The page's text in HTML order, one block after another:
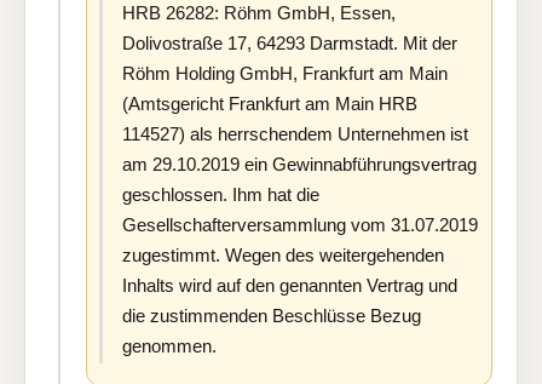
HRB 26282: Röhm GmbH, Essen,
Dolivostraße 17, 64293 Darmstadt. Mit der
Röhm Holding GmbH, Frankfurt am Main
(Amtsgericht Frankfurt am Main HRB
114527) als herrschendem Unternehmen ist
am 29.10.2019 ein Gewinnabführungsvertrag
geschlossen. Ihm hat die
Gesellschafterversammlung vom 31.07.2019
zugestimmt. Wegen des weitergehenden
Inhalts wird auf den genannten Vertrag und
die zustimmenden Beschlüsse Bezug
genommen.